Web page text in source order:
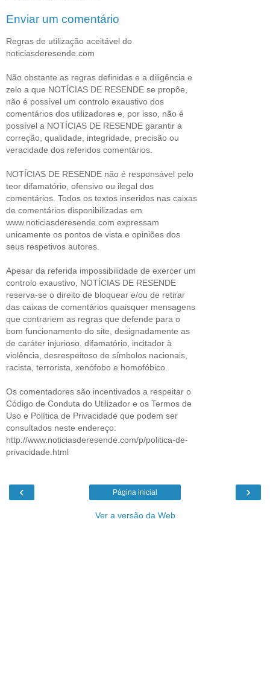
Enviar um comentário
Regras de utilização aceitável do
noticiasderesende.com
Não obstante as regras definidas e a diligência e
zelo a que NOTÍCIAS DE RESENDE se propõe,
não é possível um controlo exaustivo dos
comentários dos utilizadores e, por isso, não é
possível a NOTÍCIAS DE RESENDE garantir a
correção, qualidade, integridade, precisão ou
veracidade dos referidos comentários.
NOTÍCIAS DE RESENDE não é responsável pelo
teor difamatório, ofensivo ou ilegal dos
comentários. Todos os textos inseridos nas caixas
de comentários disponibilizadas em
www.noticiasderesende.com expressam
unicamente os pontos de vista e opiniões dos
seus respetivos autores.
Apesar da referida impossibilidade de exercer um
controlo exaustivo, NOTÍCIAS DE RESENDE
reserva-se o direito de bloquear e/ou de retirar
das caixas de comentários quaisquer mensagens
que contrariem as regras que defende para o
bom funcionamento do site, designadamente as
de caráter injurioso, difamatório, incitador à
violência, desrespeitoso de símbolos nacionais,
racista, terrorista, xenófobo e homofóbico.
Os comentadores são incentivados a respeitar o
Código de Conduta do Utilizador e os Termos de
Uso e Política de Privacidade que podem ser
consultados neste endereço:
http://www.noticiasderesende.com/p/politica-de-
privacidade.html
‹ ›
Página inicial
Ver a versão da Web